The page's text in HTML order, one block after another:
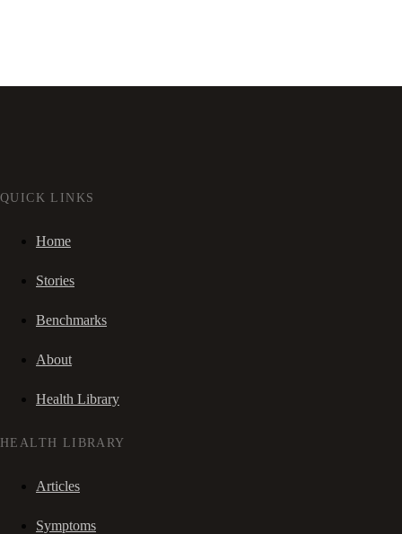
QUICK LINKS
Home
Stories
Benchmarks
About
Health Library
HEALTH LIBRARY
Articles
Symptoms